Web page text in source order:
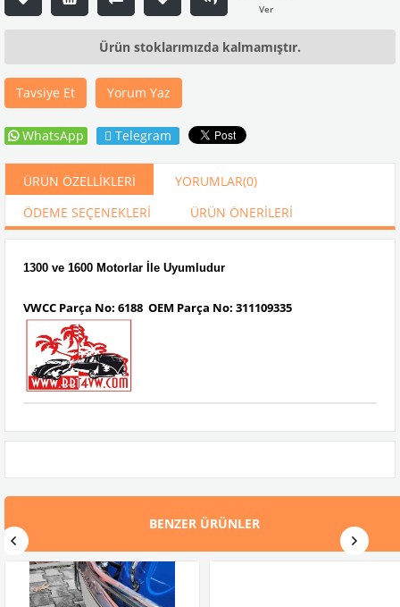
Ürün stoklarımızda kalmamıştır.
Tavsiye Et Yorum Yaz
WhatsApp Telegram
ÜRÜN ÖZELLIKLERI YORUMLAR(0)
ÖDEME SEÇENEKLERI
ÜRÜN ÖNERILERI
1300 ve 1600 Motorlar İ le Uyumludur
VWCC Parça No: 6188 OEM Parça No: 311109335
BENZER ÜRÜNLER